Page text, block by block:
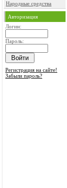
Народные средства
Авторизация
Логин:
Пароль:
Регистрация на сайте!
Забыли пароль?